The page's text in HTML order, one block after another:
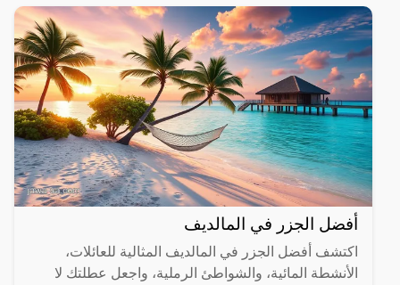
أفضل الجزر في المالديف
اكتشف أفضل الجزر في المالديف المثالية للعائلات،
الأنشطة المائية، والشواطئ الرملية، واجعل عطلتك لا